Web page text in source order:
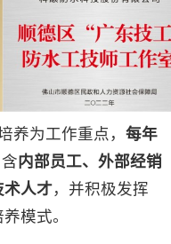
养为工作重点， 每年
内部员工、外部经销
术人才，并积极发挥
模式。